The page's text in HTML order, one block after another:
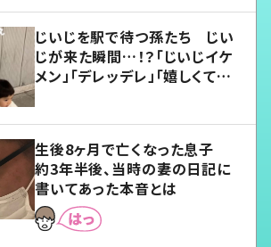
じいじを駅で待つ孫たち じい
じが来た瞬間…！？「じいじイケ
メン」「デレッデレ」「嬉しくて可
生後8ヶ月で亡くなった息子
約3年半後、当時の妻の日記に
書いてあった本音とは